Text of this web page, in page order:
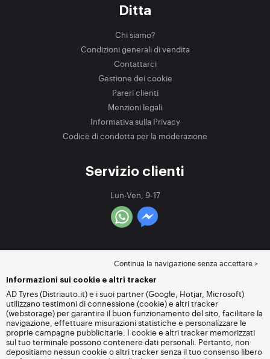
Ditta
Chi siamo?
Condizioni generali di vendita
Contattarci
Gestione dei cookie
Pareri clienti
Menzioni legali
Informativa sulla Privacy
Codice di condotta per la moderazione
Servizio clienti
Lun-Ven, 9-17
Continua la navigazione senza accettare >
Informazioni sui cookie e altri tracker
AD Tyres (Distriauto.it) e i suoi partner (Google, Hotjar, Microsoft)
utilizzano testimoni di connessione (cookie) e altri tracker
(webstorage) per garantire il buon funzionamento del sito, facilitare la
navigazione, effettuare misurazioni statistiche e personalizzare le
proprie campagne pubblicitarie. I cookie e altri tracker memorizzati
sul tuo terminale possono contenere dati personali. Pertanto, non
depositiamo nessun cookie o altri tracker senza il tuo consenso libero